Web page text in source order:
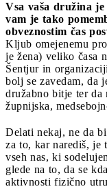
Vsa vaša družina
vam je tako
obveznostim čas
Kljub omejenemu
je žena) veliko časa
Šentjur in
bolj se zavedam, da
družabno bitje ter da
župnijska,
Delati nekaj, ne da
za to, kar narediš,
vseh nas, ki
glede na to, da se
aktivnosti fizično